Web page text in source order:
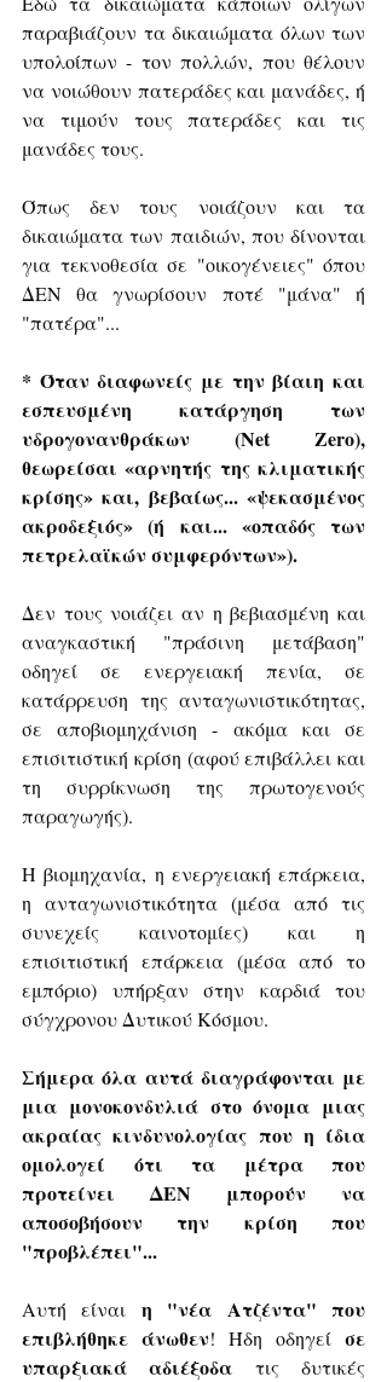
παραβιάζουν τα δικαιώματα όλων των
υπολοίπων - τον πολλών, που θέλουν
να νοιώθουν πατεράδες και μανάδες, ή
να τιμούν τους πατεράδες και τις
μανάδες τους.
Όπως δεν τους νοιάζουν και τα
δικαιώματα των παιδιών, που δίνονται
για τεκνοθεσία σε "οικογένειες" όπου
ΔΕΝ θα γνωρίσουν ποτέ "μάνα" ή
"πατέρα"...
* Όταν διαφωνείς με την βίαιη και
εσπευσμένη κατάργηση των
υδρογονανθράκων (Net Zero),
θεωρείσαι «αρνητής της κλιματικής
κρίσης» και, βεβαίως... «ψεκασμένος
ακροδεξιός» (ή και... «οπαδός των
πετρελαϊκών συμφερόντων»).
Δεν τους νοιάζει αν η βεβιασμένη και
αναγκαστική "πράσινη μετάβαση"
οδηγεί σε ενεργειακή πενία, σε
κατάρρευση της ανταγωνιστικότητας,
σε αποβιομηχάνιση - ακόμα και σε
επισιτιστική κρίση (αφού επιβάλλει και
τη συρρίκνωση της πρωτογενούς
παραγωγής).
Η βιομηχανία, η ενεργειακή επάρκεια,
η ανταγωνιστικότητα (μέσα από τις
συνεχείς καινοτομίες) και η
επισιτιστική επάρκεια (μέσα από το
εμπόριο) υπήρξαν στην καρδιά του
σύγχρονου Δυτικού Κόσμου.
Σήμερα όλα αυτά διαγράφονται με
μια μονοκονδυλιά στο όνομα μιας
ακραίας κινδυνολογίας που η ίδια
ομολογεί ότι τα μέτρα που
προτείνει ΔΕΝ μπορούν να
αποσοβήσουν την κρίση που
"προβλέπει"...
Αυτή είναι η "νέα Ατζέντα" που
επιβλήθηκε άνωθεν! Ήδη οδηγεί σε
υπαρξιακά αδιέξοδα τις δυτικές